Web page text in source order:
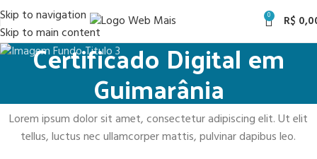
Skip to navigation
Skip to main content
0 R$
Certificado Digital em
Guimarânia
Lorem ipsum dolor sit amet, consectetur adipiscing elit. Ut elit
tellus, luctus nec ullamcorper mattis, pulvinar dapibus leo.